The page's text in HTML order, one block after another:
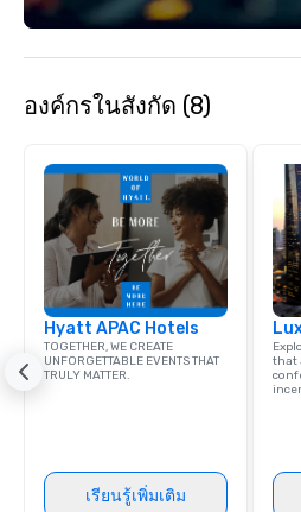
องค์กรในสังกัด (8)
Hyatt APAC Hotels
TOGETHER, WE CREATE
UNFORGETTABLE EVENTS THAT
TRULY MATTER.
เรียนรู้เพิ่มเติม
that